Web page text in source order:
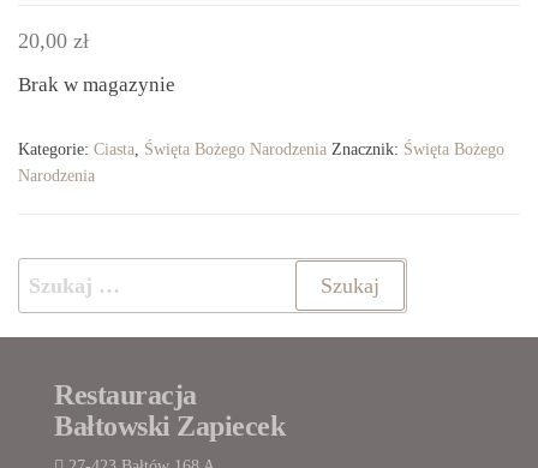
20,00 zł
Brak w magazynie
Kategorie: Ciasta Święta Bożego Narodzenia Znacznik: Święta Bożego
Narodzenia
Szukaj:
Restauracja
Bałtowski Zapiecek